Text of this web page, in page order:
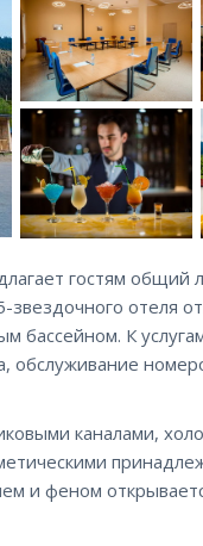
гостям общий
отеля
бассейном. К
обслуживание
каналами,
и феном